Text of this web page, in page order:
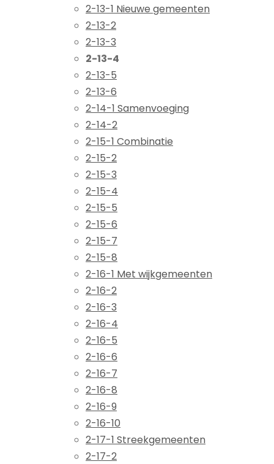
2-13-1 Nieuwe gemeenten
2-13-2
2-13-3
2-13-4
2-13-5
2-13-6
2-14-1 Samenvoeging
2-14-2
2-15-1 Combinatie
2-15-2
2-15-3
2-15-4
2-15-5
2-15-6
2-15-7
2-15-8
2-16-1 Met wijkgemeenten
2-16-2
2-16-3
2-16-4
2-16-5
2-16-6
2-16-7
2-16-8
2-16-9
2-16-10
2-17-1 Streekgemeenten
2-17-2